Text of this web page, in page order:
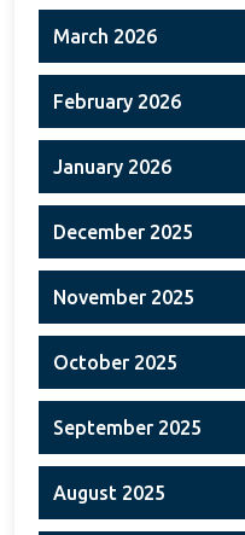
March 2026
February 2026
January 2026
December 2025
November 2025
October 2025
September 2025
August 2025